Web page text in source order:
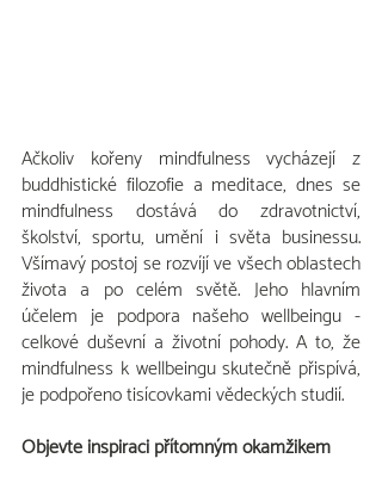
Ačkoliv kořeny mindfulness vycházejí z
buddhistické filozofie a meditace, dnes se
mindfulness dostává do zdravotnictví,
školství, sportu, umění i světa businessu.
Všímavý postoj se rozvíjí ve všech oblastech
života a po celém světě. Jeho hlavním
účelem je podpora našeho wellbeingu -
celkové duševní a životní pohody. A to, že
mindfulness k wellbeingu skutečně přispívá,
je podpořeno tisícovkami vědeckých studií.
Objevte inspiraci přítomným okamžikem